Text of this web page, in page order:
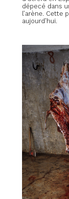
dépecé dans
l’arène. Cette
aujourd’hui.